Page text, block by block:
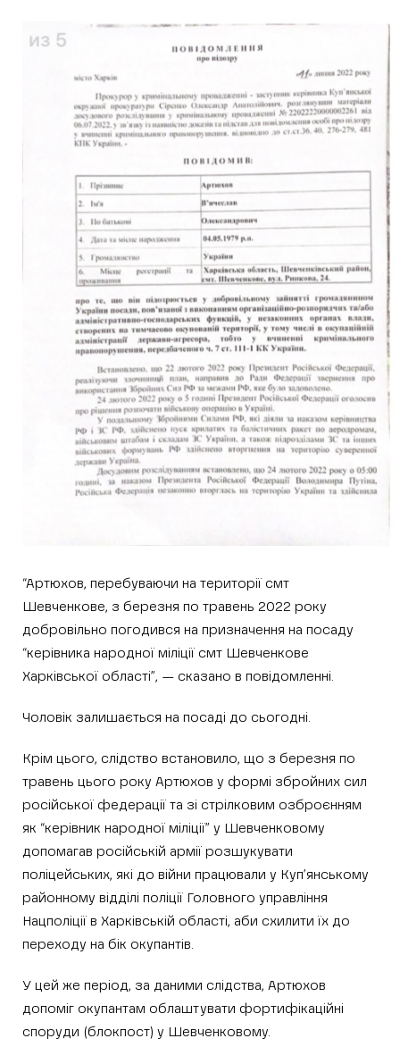
“Артюхов, перебуваючи на території смт
Шевченкове, з березня по травень 2022 року
добровільно погодився на призначення на посаду
“керівника народної міліції смт Шевченкове
Харківської області”, — сказано в повідомленні.
Чоловік залишається на посаді до сьогодні.
Крім цього, слідство встановило, що з березня по
травень цього року Артюхов у формі збройних сил
російської федерації та зі стрілковим озброєнням
як “керівник народної міліції” у Шевченковому
допомагав російській армії розшукувати
поліцейських, які до війни працювали у Куп’янському
районному відділі поліції Головного управління
Нацполіції в Харківській області, аби схилити їх до
переходу на бік окупантів.
У цей же період, за даними слідства, Артюхов
допоміг окупантам облаштувати фортифікаційні
споруди (блокпост) у Шевченковому.